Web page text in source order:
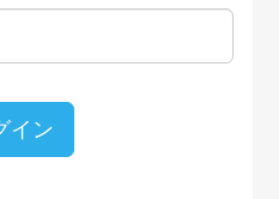
イン